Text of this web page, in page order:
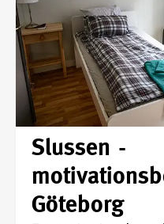
Slussen -
Göteborg